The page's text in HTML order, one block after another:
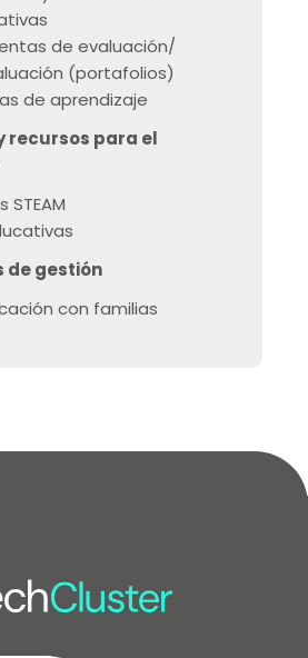
de evaluación/
(portafolios)
de aprendizaje
recursos para el
STEAM
de gestión
con familias